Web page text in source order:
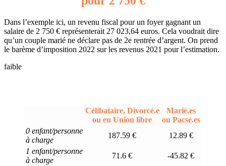
Dans l’exemple ici, un revenu fiscal pour un foyer gagnant un
salaire de 2 750 € représenterait 27 023,64 euros. Cela voudrait dire
qu’un couple marié ne déclare pas de 2e rentrée d’argent. On prend
le barème d’imposition 2022 sur les revenus 2021 pour l’estimation.
faible
Célibataire, Divorcé.e
ou en Union libre
Marié.es
ou Pacsé.es
0 enfant/personne
à charge
187.59 €
12.89 €
1 enfant/personne
à charge
71.6 €
-45.82 €